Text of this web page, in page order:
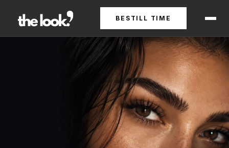
BESTILL TIME